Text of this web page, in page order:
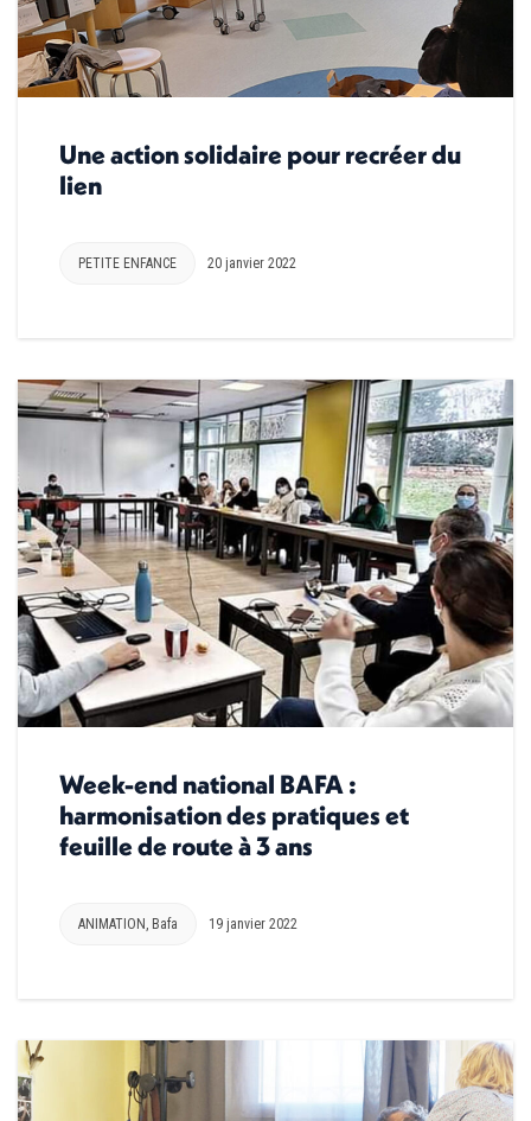
Une action solidaire pour recréer du
lien
PETITE ENFANCE 20 janvier 2022
Week-end national BAFA :
harmonisation des pratiques et
feuille de route à 3 ans
ANIMATION , Bafa 19 janvier 2022